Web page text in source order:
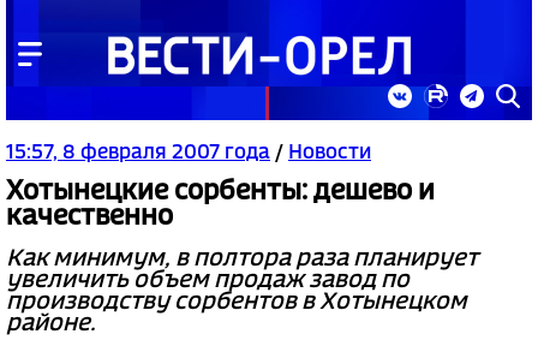
15:57, 8 февраля 2007 года / Новости
Хотынецкие сорбенты: дешево и
качественно
Как минимум, в полтора раза планирует
увеличить объем продаж завод по
производству сорбентов в Хотынецком
районе.